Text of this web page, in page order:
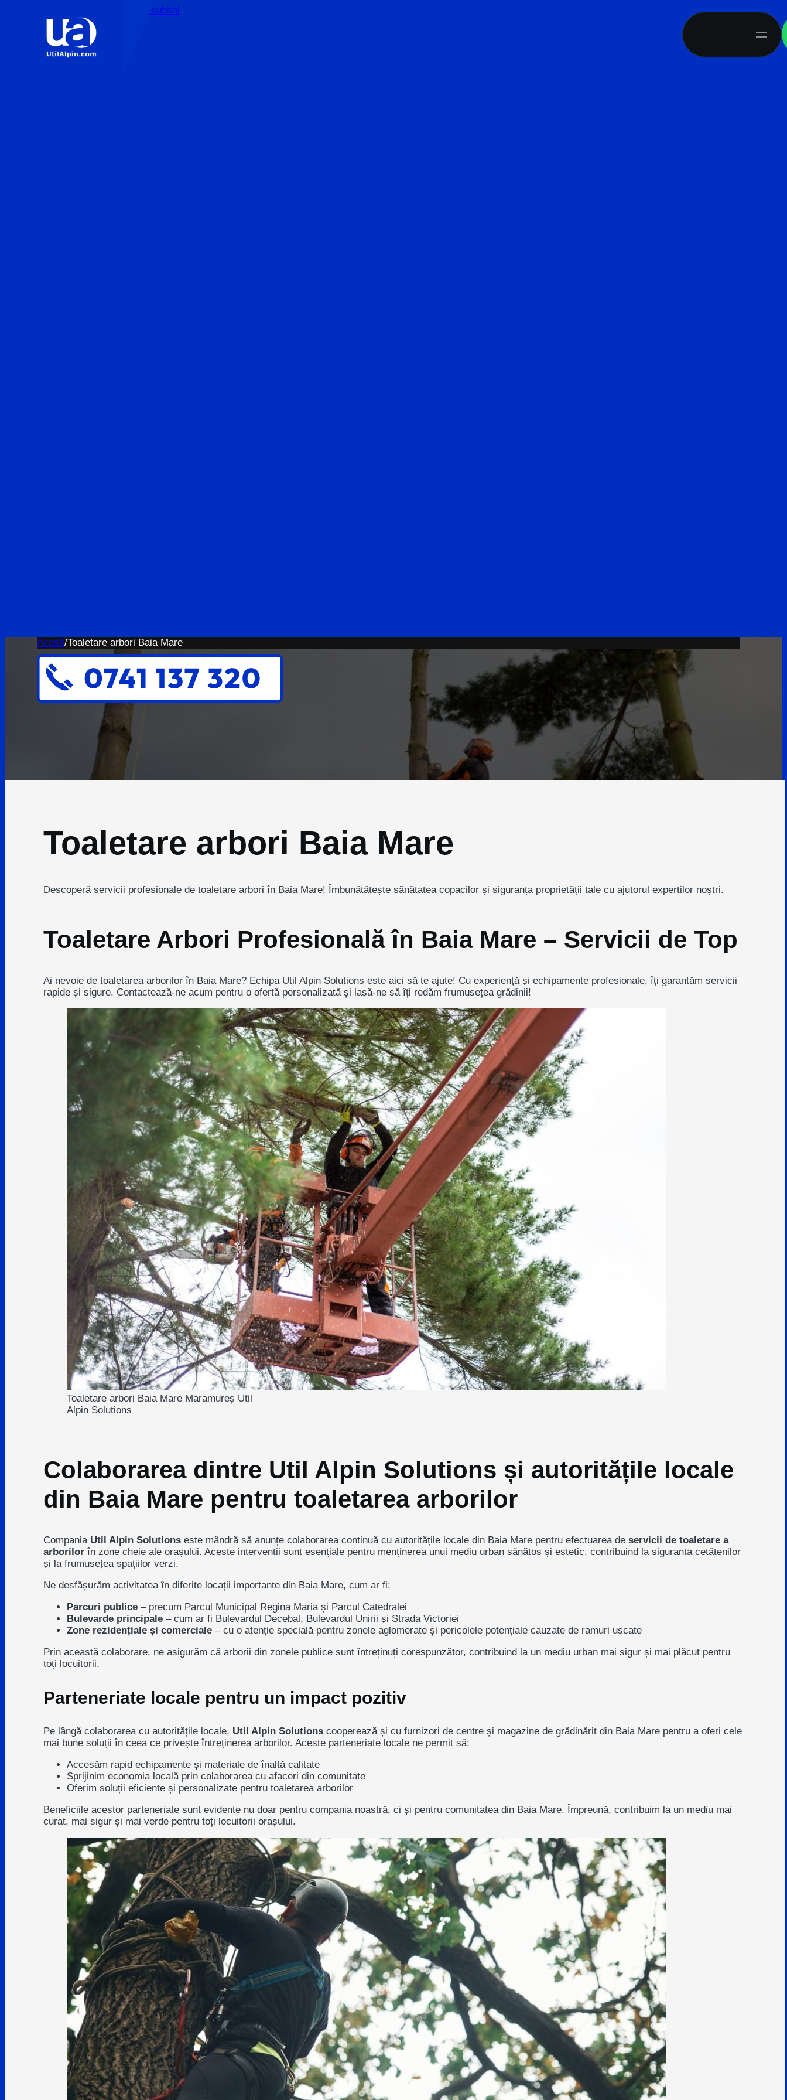
Sari la subsol
Acasă/Toaletare arbori Baia Mare
Toaletare arbori Baia Mare
Descoperă servicii profesionale de toaletare arbori în Baia Mare! Îmbunătățește sănătatea copacilor și siguranța proprietății tale cu ajutorul experților noștri.
Toaletare Arbori Profesională în Baia Mare – Servicii de Top
Ai nevoie de toaletarea arborilor în Baia Mare? Echipa Util Alpin Solutions este aici să te ajute! Cu experiență și echipamente profesionale, îți garantăm servicii
rapide și sigure. Contactează-ne acum pentru o ofertă personalizată și lasă-ne să îți redăm frumusețea grădinii!
Toaletare arbori Baia Mare Maramureș Util
Alpin Solutions
Colaborarea dintre Util Alpin Solutions și autoritățile locale
din Baia Mare pentru toaletarea arborilor
Compania Util Alpin Solutions este mândră să anunțe colaborarea continuă cu autoritățile locale din Baia Mare pentru efectuarea deservicii de toaletare a
arborilor în zone cheie ale orașului. Aceste intervenții sunt esențiale pentru menținerea unui mediu urban sănătos și estetic, contribuind la siguranța cetățenilor
și la frumusețea spațiilor verzi.
Ne desfășurăm activitatea în diferite locații importante din Baia Mare, cum ar fi:
Parcuri publice – precum Parcul Municipal Regina Mariași Parcul Catedralei
Bulevarde principale – cum ar fi Bulevardul Decebal , Bulevardul Unirii și Strada Victoriei
Zone rezidențiale și comerciale – cu o atenție specială pentru zonele aglomerate și pericolele potențiale cauzate de ramuri uscate
Prin această colaborare, ne asigurăm că arborii din zonele publice sunt întreținuți corespunzător, contribuind la un mediu urban mai sigur și mai plăcut pentru
toți locuitorii.
Parteneriate locale pentru un impact pozitiv
Pe lângă colaborarea cu autoritățile locale, Util Alpin Solutions cooperează și cu furnizori de centre și magazine de grădinărit din Baia Mare pentru a oferi cele
mai bune soluții în ceea ce privește întreținerea arborilor. Aceste parteneriate locale ne permit să:
Accesăm rapid echipamente și materiale de înaltă calitate
Sprijinim economia locală prin colaborarea cu afaceri din comunitate
Oferim soluții eficiente și personalizate pentru toaletarea arborilor
Beneficiile acestor parteneriate sunt evidente nu doar pentru compania noastră, ci și pentru comunitatea din Baia Mare. Împreună, contribuim la un mediu mai
curat, mai sigur și mai verde pentru toți locuitorii orașului.